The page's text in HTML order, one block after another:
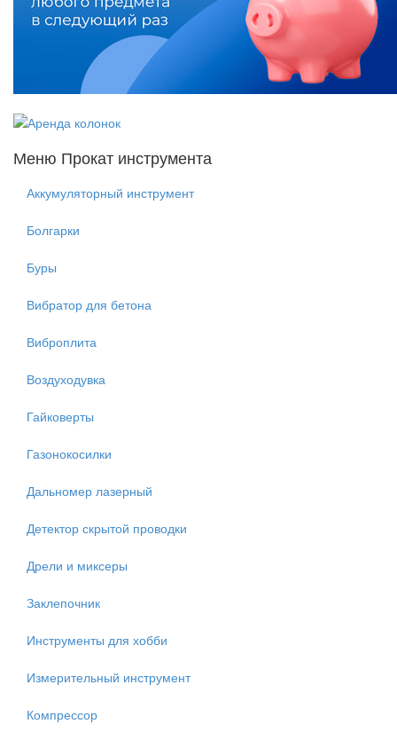
Меню Прокат инструмента
Аккумуляторный инструмент
Болгарки
Буры
Вибратор для бетона
Виброплита
Воздуходувка
Гайковерты
Газонокосилки
Дальномер лазерный
Детектор скрытой проводки
Дрели и миксеры
Заклепочник
Инструменты для хобби
Измерительный инструмент
Компрессор